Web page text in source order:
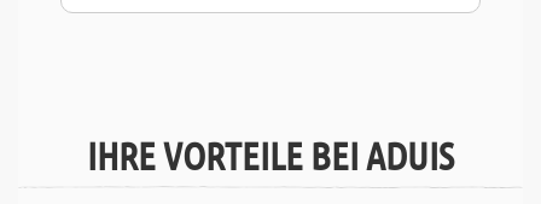
IHRE VORTEILE BEI ADUIS